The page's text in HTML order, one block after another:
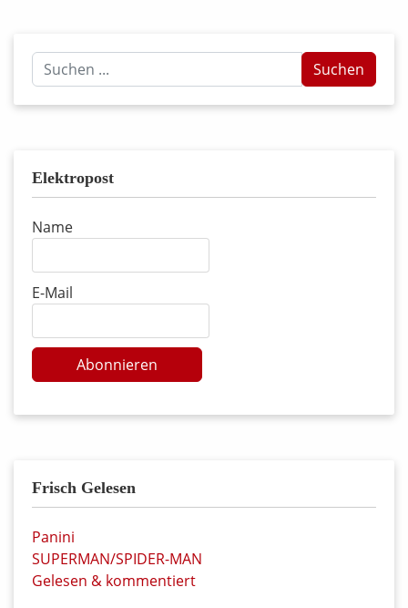
Suchen
...
Suchen
Elektropost
Name
E-Mail
Abonnieren
Frisch Gelesen
Panini
SUPERMAN/SPIDER-MAN
Gelesen & kommentiert